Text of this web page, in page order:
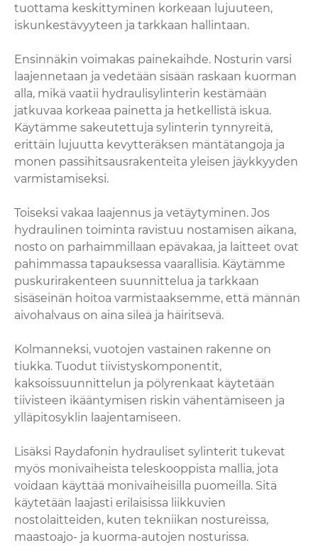
tuottama keskittyminen korkeaan lujuuteen,
iskunkestävyyteen ja tarkkaan hallintaan.
Ensinnäkin voimakas painekaihde. Nosturin varsi
laajennetaan ja vedetään sisään raskaan kuorman
alla, mikä vaatii hydraulisylinterin kestämään
jatkuvaa korkeaa painetta ja hetkellistä iskua.
Käytämme sakeutettuja sylinterin tynnyreitä,
erittäin lujuutta kevytteräksen mäntätangoja ja
monen passihitsausrakenteita yleisen jäykkyyden
varmistamiseksi.
Toiseksi vakaa laajennus ja vetäytyminen. Jos
hydraulinen toiminta ravistuu nostamisen aikana,
nosto on parhaimmillaan epävakaa, ja laitteet ovat
pahimmassa tapauksessa vaarallisia. Käytämme
puskurirakenteen suunnittelua ja tarkkaan
sisäseinän hoitoa varmistaaksemme, että männän
aivohalvaus on aina sileä ja häiritsevä.
Kolmanneksi, vuotojen vastainen rakenne on
tiukka. Tuodut tiivistyskomponentit,
kaksoissuunnittelun ja pölyrenkaat käytetään
tiivisteen ikääntymisen riskin vähentämiseen ja
ylläpitosyklin laajentamiseen.
Lisäksi Raydafonin hydrauliset sylinterit tukevat
myös monivaiheista teleskooppista mallia, jota
voidaan käyttää monivaiheisilla puomeilla. Sitä
käytetään laajasti erilaisissa liikkuvien
nostolaitteiden, kuten tekniikan nostureissa,
maastoajo- ja kuorma-autojen nosturissa.